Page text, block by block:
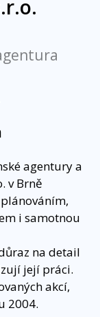
agentury a
v Brně
i samotnou
na detail
její práci.
akcí,
2004.